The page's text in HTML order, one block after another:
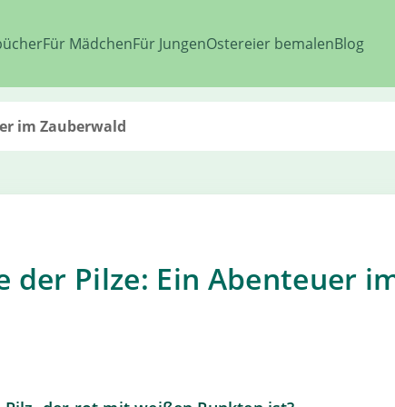
Für MädchenFür JungenOstereier bemalenBlog
im Zauberwald
der Pilze: Ein Abenteuer